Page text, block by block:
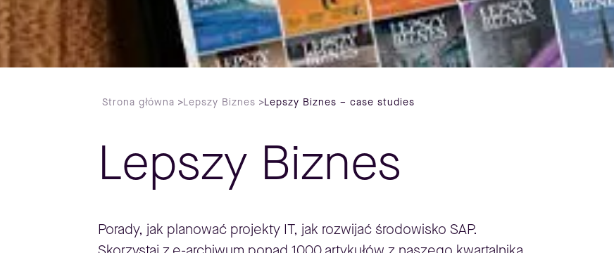
Strona główna >Lepszy Biznes >Lepszy Biznes – case studies
Lepszy Biznes
Porady, jak planować projekty IT, jak rozwijać środowisko SAP.